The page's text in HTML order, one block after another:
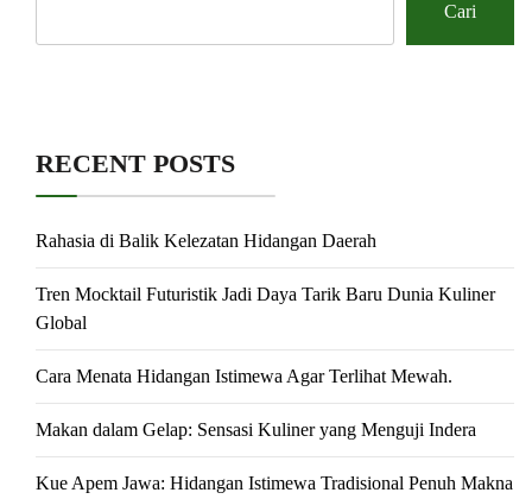
Cari
RECENT POSTS
Rahasia di Balik Kelezatan Hidangan Daerah
Tren Mocktail Futuristik Jadi Daya Tarik Baru Dunia Kuliner
Global
Cara Menata Hidangan Istimewa Agar Terlihat Mewah.
Makan dalam Gelap: Sensasi Kuliner yang Menguji Indera
Kue Apem Jawa: Hidangan Istimewa Tradisional Penuh Makna